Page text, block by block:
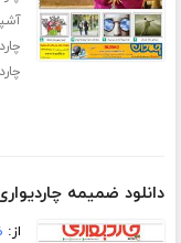
دانلود ضمیمه
از: